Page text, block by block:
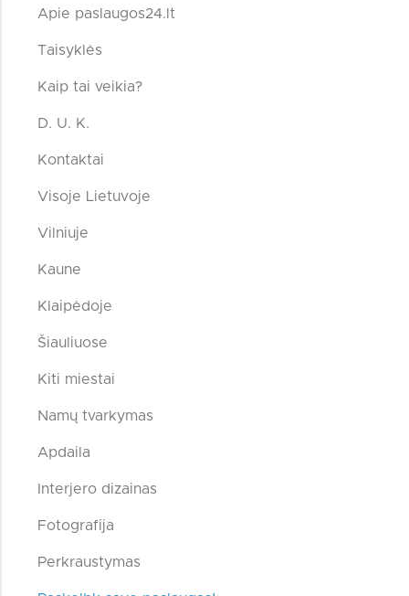
Apie paslaugos24.lt
Taisyklės
Kaip tai veikia?
D. U. K.
Kontaktai
Visoje Lietuvoje
Vilniuje
Kaune
Klaipėdoje
Šiauliuose
Kiti miestai
Namų tvarkymas
Apdaila
Interjero dizainas
Fotografija
Perkraustymas